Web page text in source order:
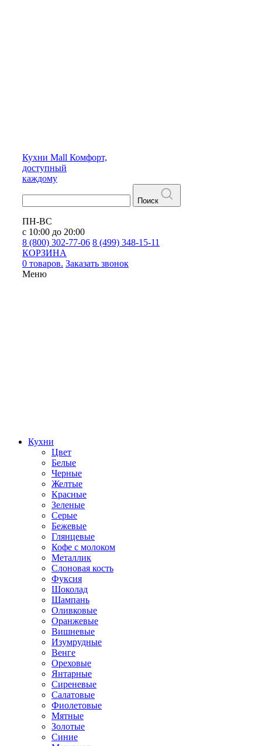
Кухни Mall Комфорт,
доступный
каждому
Поиск
ПН-ВС
с 10:00 до 20:00
8 (800) 302-77-06 8 (499) 348-15-11
КОРЗИНА
0 товаров. Заказать звонок
Меню
Кухни
Цвет
Белые
Черные
Желтые
Красные
Зеленые
Серые
Бежевые
Глянцевые
Кофе с молоком
Металлик
Слоновая кость
Фуксия
Шоколад
Шампань
Оливковые
Оранжевые
Вишневые
Изумрудные
Венге
Ореховые
Янтарные
Сиреневые
Салатовые
Фиолетовые
Мятные
Золотые
Синие